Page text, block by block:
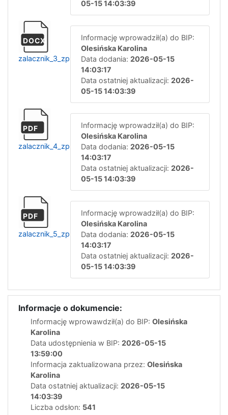
05-15 14:03:39
DOCX
zalacznik_3_zp.zoc.7.2026
Informację wprowadził(a) do BIP:
Olesińska Karolina
Data dodania: 2026-05-15
14:03:17
Data ostatniej aktualizacji: 2026-
05-15 14:03:39
PDF
zalacznik_4_zp.zoc.7.2026
Informację wprowadził(a) do BIP:
Olesińska Karolina
Data dodania: 2026-05-15
14:03:17
Data ostatniej aktualizacji: 2026-
05-15 14:03:39
PDF
zalacznik_5_zp.zoc.7.2026
Informację wprowadził(a) do BIP:
Olesińska Karolina
Data dodania: 2026-05-15
14:03:17
Data ostatniej aktualizacji: 2026-
05-15 14:03:39
Informacje o dokumencie:
Informację wprowawdził(a) do BIP: Olesińska
Karolina
Data udostępnienia w BIP: 2026-05-15
13:59:00
Informacja zaktualizowana przez: Olesińska
Karolina
Data ostatniej aktualizacji: 2026-05-15
14:03:39
Liczba odsłon: 541